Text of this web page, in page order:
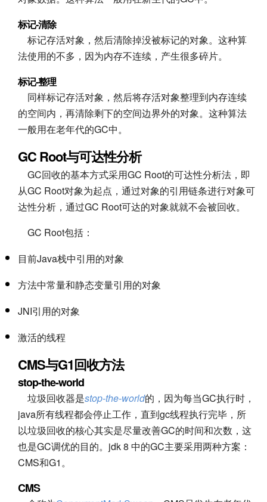
标记-清除
标记存活对象，然后清除掉没被标记的对象。这种算
法使用的不多，因为内存不连续，产生很多碎片。
标记-整理
同样标记存活对象，然后将存活对象整理到内存连续
的空间内，再清除剩下的空间边界外的对象。这种算法
一般用在老年代的GC中。
GC Root与可达性分析
GC回收的基本方式采用GC Root的可达性分析法，即
从GC Root对象为起点，通过对象的引用链条进行对象可
达性分析，通过GC Root可达的对象就就不会被回收。
GC Root包括：
目前Java栈中引用的对象
方法中常量和静态变量引用的对象
JNI引用的对象
激活的线程
CMS与G1回收方法
stop-the-world
垃圾回收器是stop-the-world的，因为每当GC执行时，
java所有线程都会停止工作，直到gc线程执行完毕，所
以垃圾回收的核心其实是尽量改善GC的时间和次数，这
也是GC调优的目的。jdk 8 中的GC主要采用两种方案：
CMS和G1。
CMS